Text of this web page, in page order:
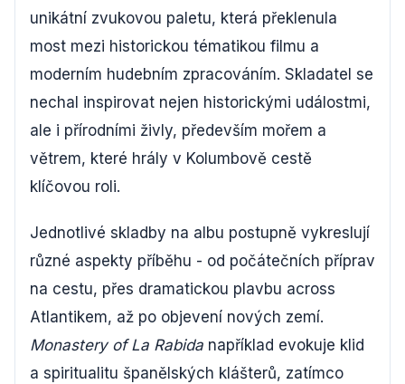
unikátní zvukovou paletu, která překlenula
most mezi historickou tématikou filmu a
moderním hudebním zpracováním. Skladatel se
nechal inspirovat nejen historickými událostmi,
ale i přírodními živly, především mořem a
větrem, které hrály v Kolumbově cestě
klíčovou roli.
Jednotlivé skladby na albu postupně vykreslují
různé aspekty příběhu - od počátečních příprav
na cestu, přes dramatickou plavbu across
Atlantikem, až po objevení nových zemí.
Monastery of La Rabida například evokuje klid
a spiritualitu španělských klášterů, zatímco